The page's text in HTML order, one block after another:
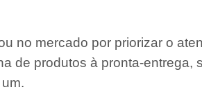
no mercado por priorizar o
de produtos à pronta-entrega,